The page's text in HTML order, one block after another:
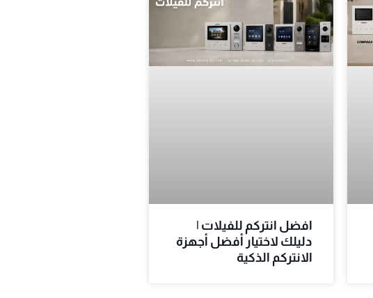
افضل انتركم للفيلات |
دليلك لاختيار أفضل أجهزة
الانتركم الذكية